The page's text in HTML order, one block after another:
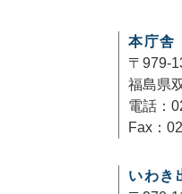
本庁舎
〒979-
福島県
電話：
Fax：
いわき